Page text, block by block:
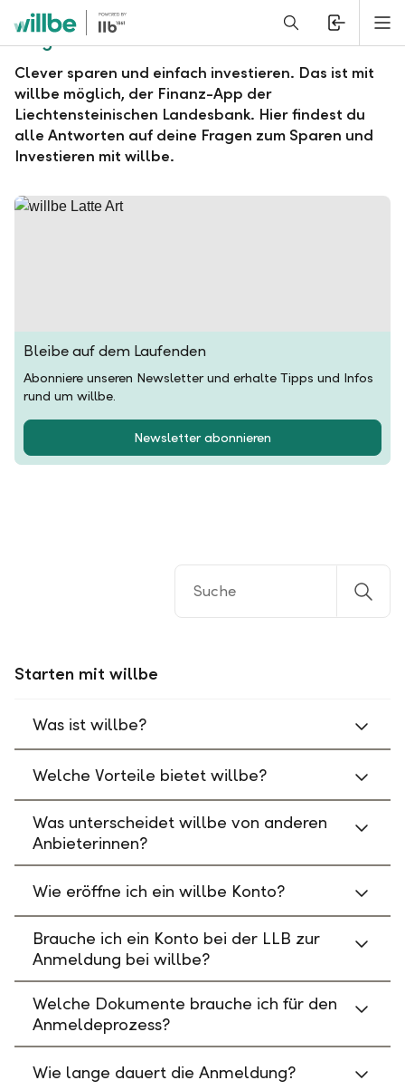
Alerts.Headline
Fragen und Antworten zu willbe
Clever sparen und einfach investieren. Das ist mit
willbe möglich, der Finanz-App der
Liechtensteinischen Landesbank. Hier findest du
alle Antworten auf deine Fragen zum Sparen und
Investieren mit willbe.
Bleibe auf dem Laufenden
Abonniere unseren Newsletter und erhalte Tipps und Infos
rund um willbe.
Newsletter abonnieren
Starten mit willbe
Was ist willbe?
Welche Vorteile bietet willbe?
Was unterscheidet willbe von anderen
Anbieterinnen?
Wie eröffne ich ein willbe Konto?
Brauche ich ein Konto bei der LLB zur
Anmeldung bei willbe?
Welche Dokumente brauche ich für den
Anmeldeprozess?
Wie lange dauert die Anmeldung?